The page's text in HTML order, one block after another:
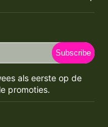
Subscribe
als eerste op de
promoties.